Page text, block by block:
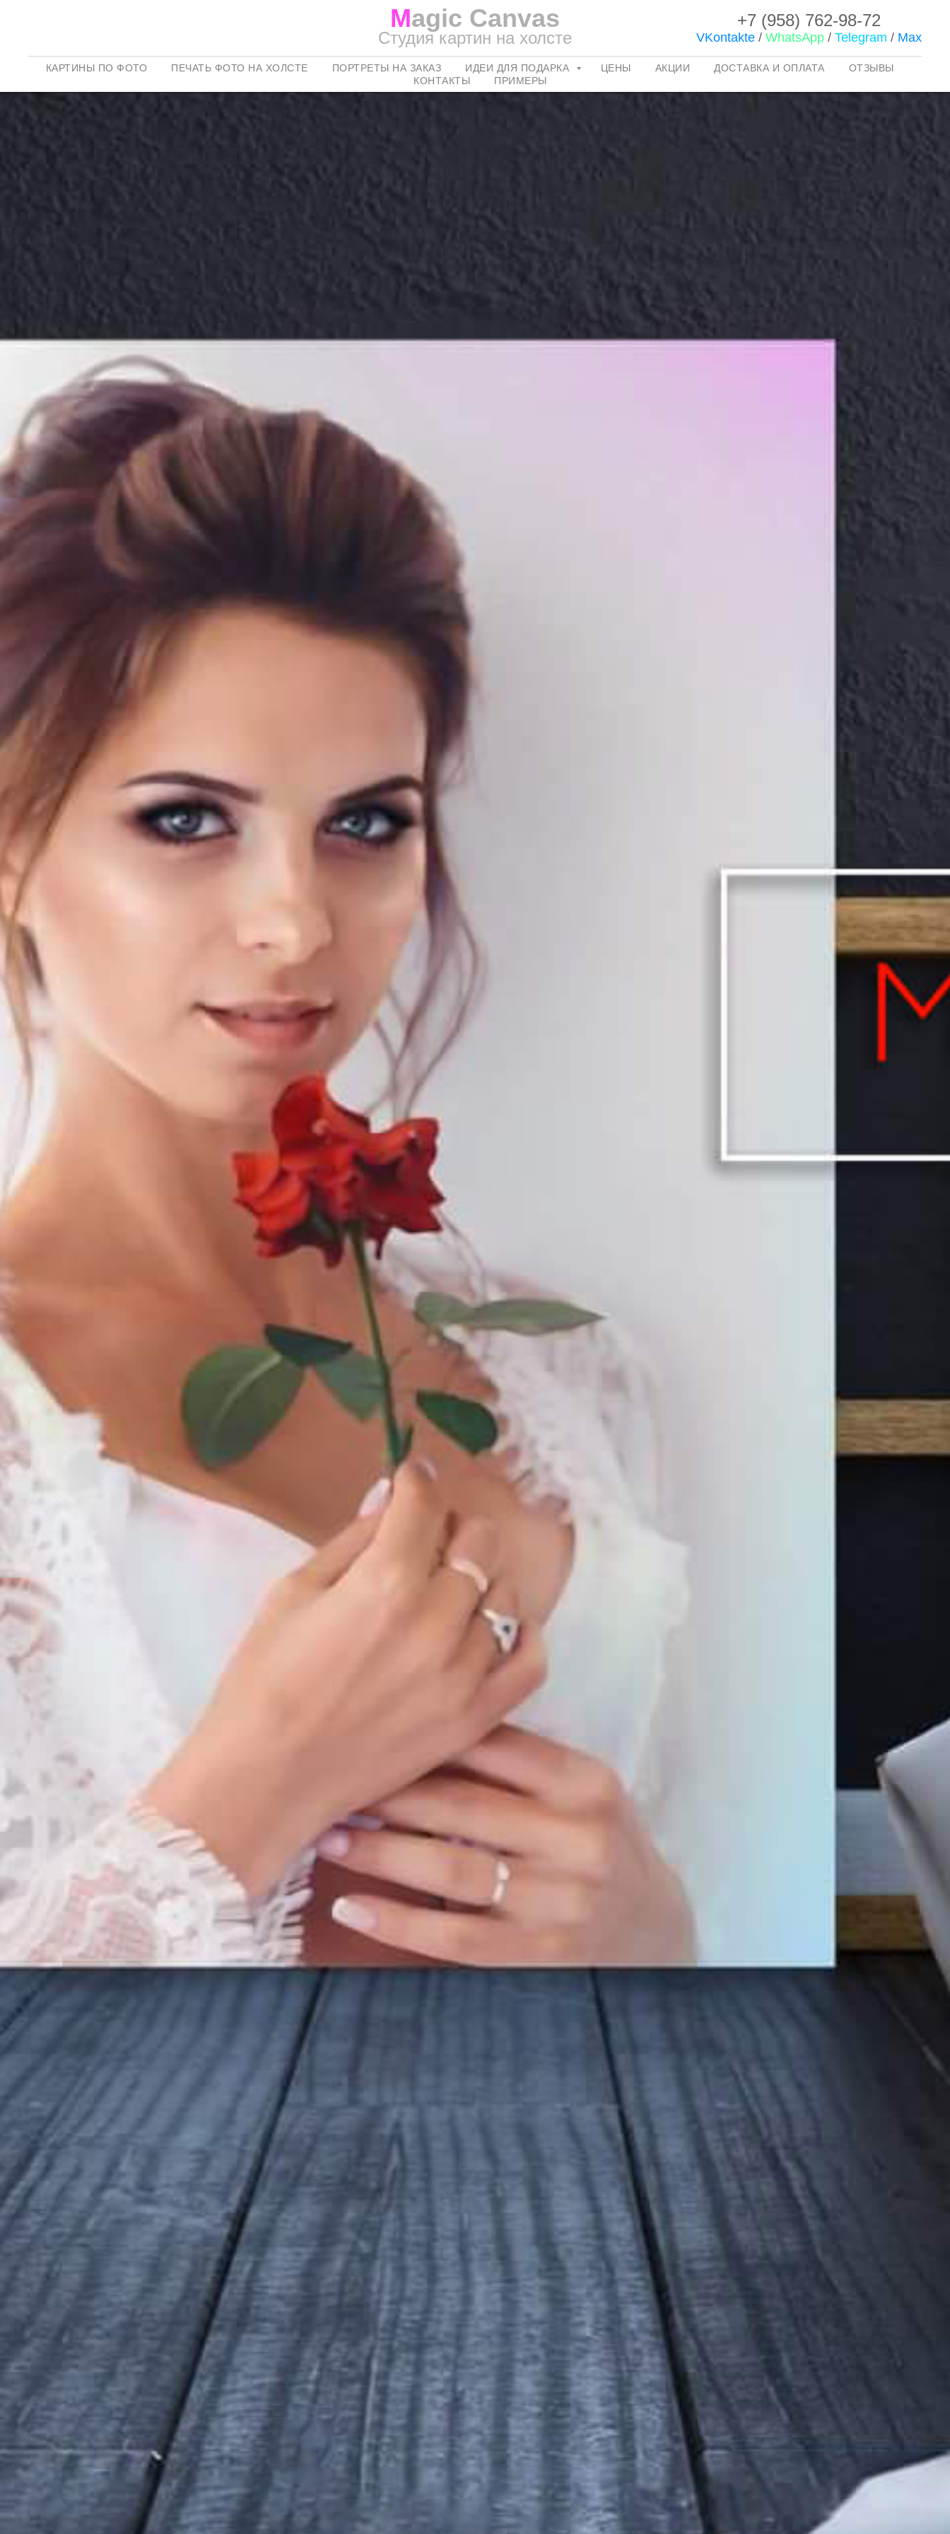
Magic Canvas
Студия картин на холсте
+7 (958) 762-98-72
VKontakte / WhatsApp / Telegram / Max
КАРТИНЫ ПО ФОТО ПЕЧАТЬ ФОТО НА ХОЛСТЕ ПОРТРЕТЫ НА ЗАКАЗ ИДЕИ ДЛЯ ПОДАРКА ЦЕНЫ АКЦИИ ДОСТАВКА И ОПЛАТА
ОТЗЫВЫ
КОНТАКТЫ
ПРИМЕРЫ